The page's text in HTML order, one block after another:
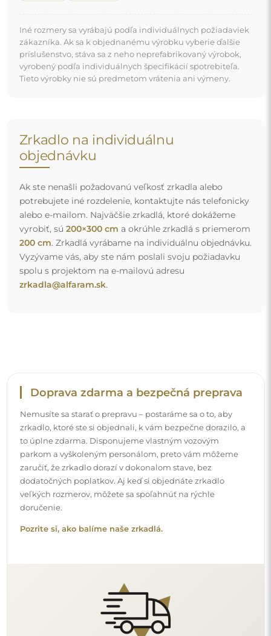
zrkadla@alfaram.sk.
Doprava zdarma a bezpečná preprava
Nemusíte sa starať o prepravu – postaráme sa o to, aby
to úplne zdarma. Disponujeme vlastným vozovým
parkom a vyškoleným personálom, preto vám môžeme
zaručiť, že zrkadlo dorazí v dokonalom stave, bez
dodatočných poplatkov. Aj keď si objednáte zrkadlo
veľkých rozmerov, môžete sa spoľahnúť na rýchle
doručenie.
Pozrite si, ako balíme naše zrkadlá.
Jednoduchá montáž
Postaráme sa o výrobu a doručenie zrkadiel, zatiaľ čo
inštalácia je vo vašej zodpovednosti. Vzhľadom na
špecifiká každého priestoru neponúkame štandardné
montážne príslušenstvo. Toto vám dáva slobodu vybrať si
hmoždinky alebo háčiky, ktoré najlepšie vyhovujú vašim